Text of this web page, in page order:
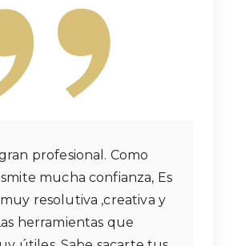
profesional. Como
mucha confianza, Es
resolutiva ,creativa y
herramientas que